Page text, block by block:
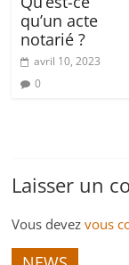
qu’un acte
notarié ?
avril 10, 2023
0
Laisser un
Vous devezvous